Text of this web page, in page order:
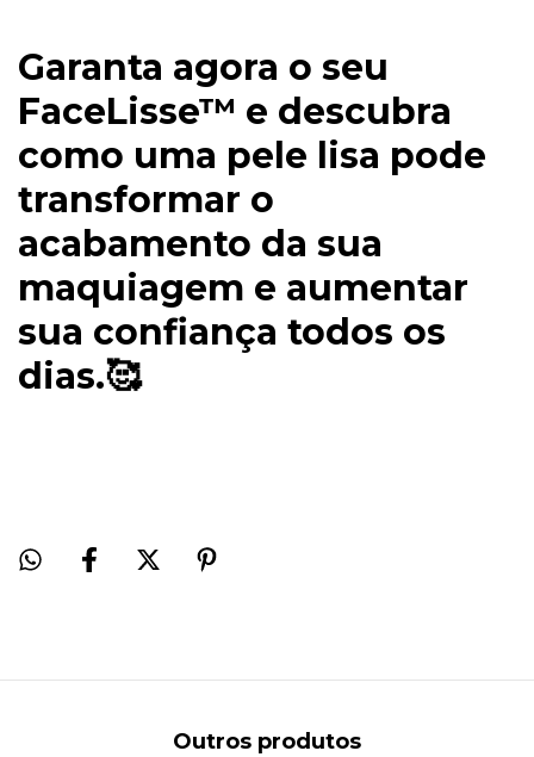
Garanta agora o seu
FaceLisse™ e descubra
como uma pele lisa pode
transformar o
acabamento da sua
maquiagem e aumentar
sua confiança todos os
dias.🥰
Outros produtos